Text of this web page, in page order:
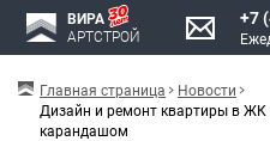
ВИРА
АРТСТРОЙ
+7
Главная страница
Новости
Дизайн и ремонт квартиры в ЖК
карандашом